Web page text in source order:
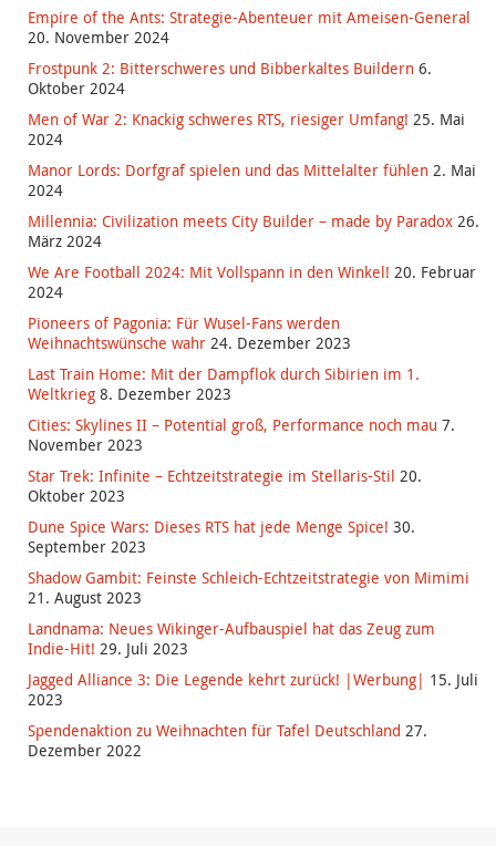
Empire of the Ants: Strategie-Abenteuer mit Ameisen-General
20. November 2024
Frostpunk 2: Bitterschweres und Bibberkaltes Buildern 6.
Oktober 2024
Men of War 2: Knackig schweres RTS, riesiger Umfang! 25. Mai
2024
Manor Lords: Dorfgraf spielen und das Mittelalter fühlen 2. Mai
2024
Millennia: Civilization meets City Builder – made by Paradox 26.
März 2024
We Are Football 2024: Mit Vollspann in den Winkel! 20. Februar
2024
Pioneers of Pagonia: Für Wusel-Fans werden
Weihnachtswünsche wahr 24. Dezember 2023
Last Train Home: Mit der Dampflok durch Sibirien im 1.
Weltkrieg 8. Dezember 2023
Cities: Skylines II – Potential groß, Performance noch mau 7.
November 2023
Star Trek: Infinite – Echtzeitstrategie im Stellaris-Stil 20.
Oktober 2023
Dune Spice Wars: Dieses RTS hat jede Menge Spice! 30.
September 2023
Shadow Gambit: Feinste Schleich-Echtzeitstrategie von Mimimi
21. August 2023
Landnama: Neues Wikinger-Aufbauspiel hat das Zeug zum
Indie-Hit! 29. Juli 2023
Jagged Alliance 3: Die Legende kehrt zurück! |Werbung| 15. Juli
2023
Spendenaktion zu Weihnachten für Tafel Deutschland 27.
Dezember 2022